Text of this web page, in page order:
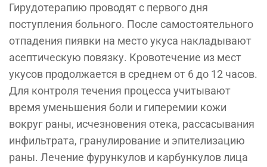
Гирудотерапию проводят с первого дня
поступления больного. После самостоятельного
отпадения пиявки на место укуса накладывают
асептическую повязку. Кровотечение из мест
укусов продолжается в среднем от 6 до 12 часов.
Для контроля течения процесса учитывают
время уменьшения боли и гиперемии кожи
вокруг раны, исчезновения отека, рассасывания
инфильтрата, гранулирование и эпителизацию
раны. Лечение фурункулов и карбункулов лица